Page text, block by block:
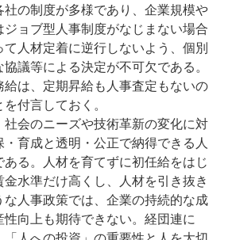
の制度が多様であり、企業規模や
ョブ型人事制度がなじまない場合
人材定着に逆行しないよう、個別
議等による決定が不可欠である。
給は、定期昇給も人事査定もないの
付言しておく。
会のニーズや技術革新の変化に対
育成と透明・公正で納得できる人
る。人材を育てずに初任給をはじ
水準だけ高くし、人材を引き抜き
人事政策では、企業の持続的な成
向上も期待できない。経団連に